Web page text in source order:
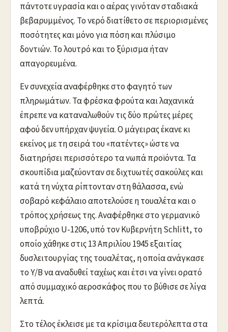
πάντοτε υγρασία και ο αέρας γινόταν σταδιακά
βεβαρυμμένος. Το νερό διατίθετο σε περιορισμένες
ποσότητες και μόνο για πόση και πλύσιμο
δοντιών. Το λουτρό και το ξύρισμα ήταν
απαγορευμένα.
Εν συνεχεία αναφέρθηκε στο φαγητό των
πληρωμάτων. Τα φρέσκα φρούτα και λαχανικά
έπρεπε να καταναλωθούν τις δύο πρώτες μέρες
αφού δεν υπήρχαν ψυγεία. Ο μάγειρας έκανε κι
εκείνος με τη σειρά του «πατέντες» ώστε να
διατηρήσει περισσότερο τα νωπά προϊόντα. Τα
σκουπίδια μαζεύονταν σε διχτυωτές σακούλες και
κατά τη νύχτα ρίπτονταν στη θάλασσα, ενώ
σοβαρό κεφάλαιο αποτελούσε η τουαλέτα και ο
τρόπος χρήσεως της. Αναφέρθηκε στο γερμανικό
υποβρύχιο U-1206, υπό τον Κυβερνήτη Schlitt, το
οποίο χάθηκε στις 13 Απριλίου 1945 εξαιτίας
δυσλειτουργίας της τουαλέτας, η οποία ανάγκασε
το Υ/Β να αναδυθεί ταχέως και έτσι να γίνει ορατό
από συμμαχικό αεροσκάφος που το βύθισε σε λίγα
λεπτά.
Στο τέλος έκλεισε με τα κρίσιμα δευτερόλεπτα στα